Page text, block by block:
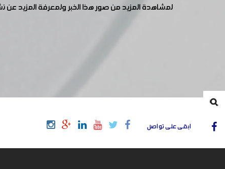
لمشاهدة المزيد من صور هذا الخبر ولمعرفة المزيد
ابقى على تواصل